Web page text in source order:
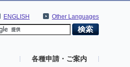
Other Languages
ENGLISH
各種申請・ご案内